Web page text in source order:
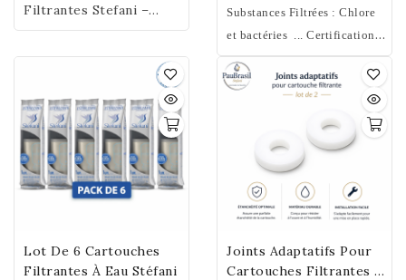
Filtrantes Stefani –
Bougies Filtre à Eau
Céramique 0,2 Micron –
Charbon Actif Noix de
Coco & Argent Colloïdal
– 500 L par Cartouche –
Compatible Fontaine
Filtrante 12 à 17 mm -
Certification NSF ®
Il est conseillé de changer la
recharge filtrante tous les 4 à
6 mois selon la dureté de
l'eau. Sans Bisphénol A, S, F.
Substances Filtrées : Chlore
et bactéries ... Certification
NSF ®
Lot De 6 Cartouches
Filtrantes À Eau Stéfani
Joints Adaptatifs Pour
Cartouches Filtrantes -